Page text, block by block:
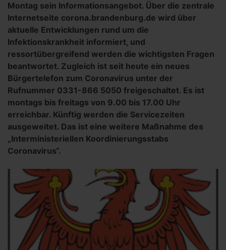
Montag sein Informationsangebot. Über die zentrale
Internetseite corona.brandenburg.de wird über
aktuelle Entwicklungen rund um die
Infektionskrankheit informiert, und
ressortübergreifend werden die wichtigsten Fragen
beantwortet. Zugleich ist seit heute ein neues
Bürgertelefon zum Coronavirus unter der
Rufnummer 0331-866 5050 freigeschaltet. Es ist
montags bis freitags von 9.00 bis 17.00 Uhr
erreichbar. Künftig werden die Servicezeiten
ausgeweitet. Das ist eine weitere Maßnahme des
„Interministeriellen Koordinierungsstabs
Coronavirus“.